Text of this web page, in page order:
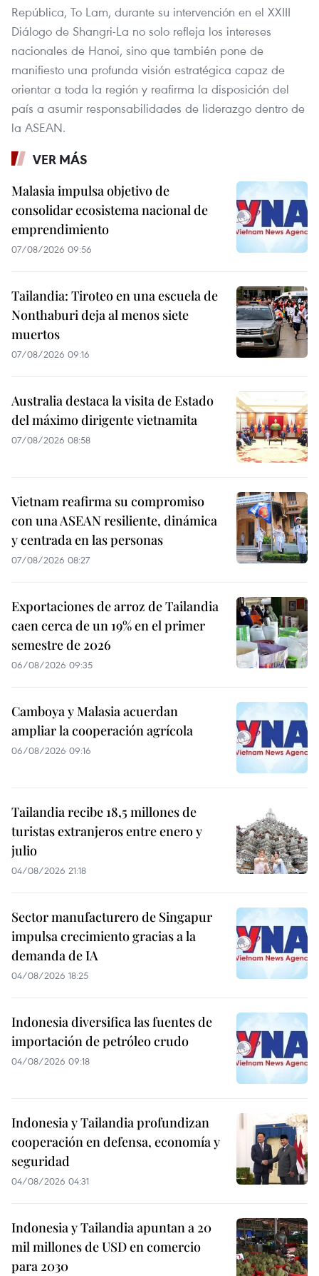
República, To Lam, durante su intervención en el XXIII
Diálogo de Shangri-La no solo refleja los intereses
nacionales de Hanoi, sino que también pone de
manifiesto una profunda visión estratégica capaz de
orientar a toda la región y reafirma la disposición del
país a asumir responsabilidades de liderazgo dentro de
la ASEAN.
VER MÁS
Malasia impulsa objetivo de
consolidar ecosistema nacional de
emprendimiento
07/08/2026 09:56
Tailandia: Tiroteo en una escuela de
Nonthaburi deja al menos siete
muertos
07/08/2026 09:16
Australia destaca la visita de Estado
del máximo dirigente vietnamita
07/08/2026 08:58
Vietnam reafirma su compromiso
con una ASEAN resiliente, dinámica
y centrada en las personas
07/08/2026 08:27
Exportaciones de arroz de Tailandia
caen cerca de un 19% en el primer
semestre de 2026
06/08/2026 09:35
Camboya y Malasia acuerdan
ampliar la cooperación agrícola
06/08/2026 09:16
Tailandia recibe 18,5 millones de
turistas extranjeros entre enero y
julio
04/08/2026 21:18
Sector manufacturero de Singapur
impulsa crecimiento gracias a la
demanda de IA
04/08/2026 18:25
Indonesia diversifica las fuentes de
importación de petróleo crudo
04/08/2026 09:18
Indonesia y Tailandia profundizan
cooperación en defensa, economía y
seguridad
04/08/2026 04:31
Indonesia y Tailandia apuntan a 20
mil millones de USD en comercio
para 2030